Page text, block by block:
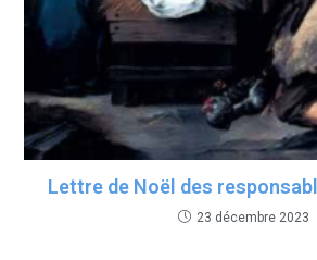
Lettre de Noël des
23 décembre 2023